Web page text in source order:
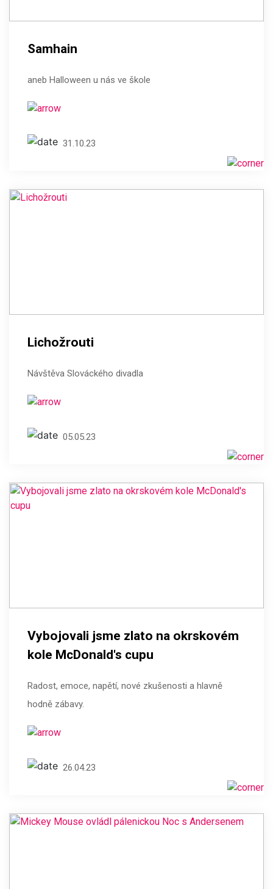
Samhain
aneb Halloween u nás ve škole
31.10.23
Lichožrouti
Návštěva Slováckého divadla
05.05.23
Vybojovali jsme zlato na okrskovém
kole McDonald's cupu
Radost, emoce, napětí, nové zkušenosti a hlavně
hodně zábavy.
26.04.23